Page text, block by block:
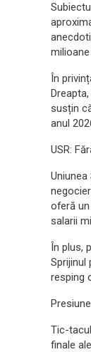
În
susțin
anul
USR:
oferă
salarii
În plus,
Sprijinul
resping
Tic-
finale